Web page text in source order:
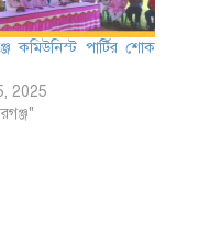
কমিউনিস্ট পার্টির শোক
2025